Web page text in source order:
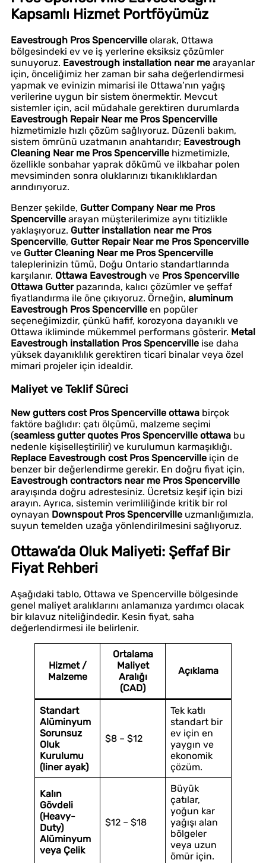
Kapsamlı Hizmet Portföyümüz
Eavestrough Pros Spencerville olarak, Ottawa
bölgesindeki ev ve iş yerlerine eksiksiz çözümler
sunuyoruz. Eavestrough installation near me arayanlar
için, önceliğimiz her zaman bir saha değerlendirmesi
yapmak ve evinizin mimarisi ile Ottawa’nın yağış
verilerine uygun bir sistem önermektir. Mevcut
sistemler için, acil müdahale gerektiren durumlarda
Eavestrough Repair Near me Pros Spencerville
hizmetimizle hızlı çözüm sağlıyoruz. Düzenli bakım,
sistem ömrünü uzatmanın anahtarıdır; Eavestrough
Cleaning Near me Pros Spencerville hizmetimizle,
özellikle sonbahar yaprak dökümü ve ilkbahar polen
mevsiminden sonra oluklarınızı tıkanıklıklardan
arındırıyoruz.
Benzer şekilde, Gutter Company Near me Pros
Spencerville arayan müşterilerimize aynı titizlikle
yaklaşıyoruz. Gutter installation near me Pros
Spencerville, Gutter Repair Near me Pros Spencerville
ve Gutter Cleaning Near me Pros Spencerville
taleplerinizin tümü, Doğu Ontario standartlarında
karşılanır. Ottawa Eavestrough ve Pros Spencerville
Ottawa Gutterpazarında, kalıcı çözümler ve şeffaf
fiyatlandırma ile öne çıkıyoruz. Örneğin, aluminum
Eavestrough Pros Spencerville en popüler
seçeneğimizdir, çünkü hafif, korozyona dayanıklı ve
Ottawa ikliminde mükemmel performans gösterir. Metal
Eavestrough installation Pros Spencerville ise daha
yüksek dayanıklılık gerektiren ticari binalar veya özel
mimari projeler için idealdir.
Maliyet ve Teklif Süreci
New gutters cost Pros Spencerville ottawa birçok
faktöre bağlıdır: çatı ölçümü, malzeme seçimi
(seamless gutter quotes Pros Spencerville ottawa bu
nedenle kişiselleştirilir) ve kurulumun karmaşıklığı.
Replace Eavestrough cost Pros Spencerville için de
benzer bir değerlendirme gerekir. En doğru fiyat için,
Eavestrough contractors near me Pros Spencerville
arayışında doğru adrestesiniz. Ücretsiz keşif için bizi
arayın. Ayrıca, sistemin verimliliğinde kritik bir rol
oynayan Downspout Pros Spencerville uzmanlığımızla,
suyun temelden uzağa yönlendirilmesini sağlıyoruz.
Ottawa’da Oluk Maliyeti: Şeffaf Bir
Fiyat Rehberi
Aşağıdaki tablo, Ottawa ve Spencerville bölgesinde
genel maliyet aralıklarını anlamanıza yardımcı olacak
bir kılavuz niteliğindedir. Kesin fiyat, saha
değerlendirmesi ile belirlenir.
Hizmet /
Malzeme
Ortalama
Maliyet
Aralığı
(CAD)
Açıklama
Standart
Alüminyum
Sorunsuz
Oluk
Kurulumu
(liner ayak)
$8 – $12
Tek katlı
standart bir
ev için en
yaygın ve
ekonomik
çözüm.
Kalın
Gövdeli
(Heavy-
Duty)
Alüminyum
veya Çelik
$12 – $18
Büyük
çatılar,
yoğun kar
yağışı alan
bölgeler
veya uzun
ömür için.